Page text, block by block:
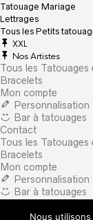
Tatouage Mariage
Lettrages
Tous les Petits
XXL
Nos Artistes
Tous les Tatouages
Bracelets
Mon compte
Personnalisation
Bar à tatouages
Contact
Tous les Tatouages
Bracelets
Mon compte
Personnalisation
Bar à tatouages
Nous